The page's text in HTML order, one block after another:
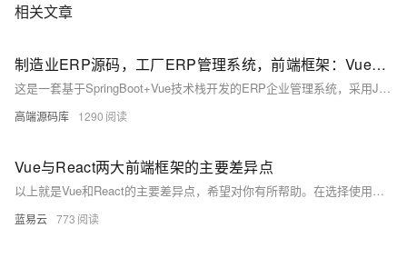
相关文章
制造业ERP源码，工厂ERP管理系统，前端框架：Vue，后端框架：SpringBoot
这是一套基于SpringBoot+Vue技术栈开发的ERP企业管理系统，采用Java语言与vscode工具。系统涵盖采购/销售、出入库、生产、品质管理等功能，整合客户与供应商数据，支持在线协同和业务全流程管控。同时提供主数据管理、权限控制、工作流审批、报表自定义及打印、在线报表开发和自定义表单功能，助力企业实现高效自动化管理，并通过UniAPP实现移动端支持，满足多场景应用需求。
高端源码库 1290
Vue与React两大前端框架的主要差异点
以上就是Vue和React的主要差异点，希望对你有所帮助。在选择使用哪一个框架时，需要根据项目的具体需求和团队的技术栈来决定。
蓝易云 773